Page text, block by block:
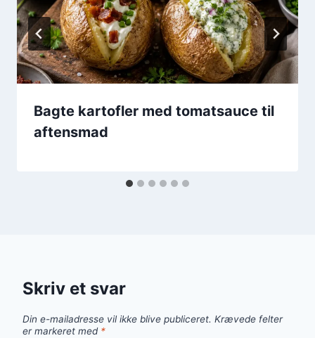
Bagte kartofler med tomatsauce til
aftensmad
Skriv et svar
Din e-mailadresse vil ikke blive publiceret. Krævede felter
er markeret med *